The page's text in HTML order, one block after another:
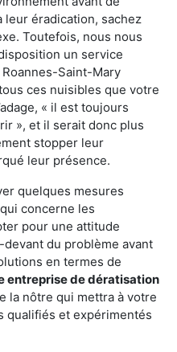
éradication, sachez
Toutefois, nous nous
un service
Saint-Mary
ces nuisibles que votre
« il est toujours
», et il serait donc plus
stopper leur
leur présence.
quelques mesures
concerne les
pour une attitude
du problème avant
en termes de
entreprise de dératisation
la nôtre qui mettra à votre
qualifiés et expérimentés